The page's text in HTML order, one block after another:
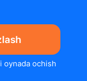
oynada ochish